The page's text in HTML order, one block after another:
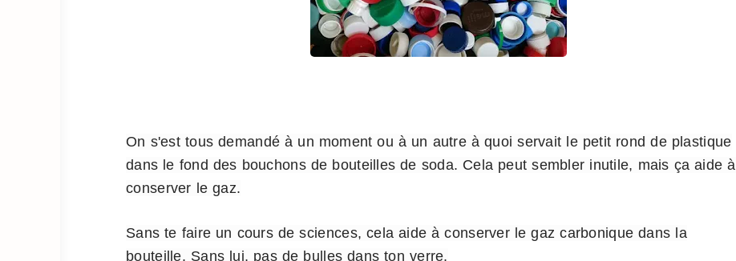
On s'est tous demandé à un moment ou à un autre à quoi servait le petit rond de plastique
dans le fond des bouchons de bouteilles de soda. Cela peut sembler inutile, mais ça aide à
conserver le gaz.
Sans te faire un cours de sciences, cela aide à conserver le gaz carbonique dans la
bouteille. Sans lui, pas de bulles dans ton verre.